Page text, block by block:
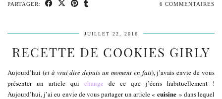
PARTAGER: 6 COMMENTAIRES
JUILLET 22, 2016
RECETTE DE COOKIES GIRLY
Aujourd’hui (et à vrai dire depuis un moment en fait), j’avais envie de vous
présenter un article qui change de ce que j’écris habituellement !
Aujourd’hui, j’ai eu envie de vous partager un article «cuisine » dans lequel